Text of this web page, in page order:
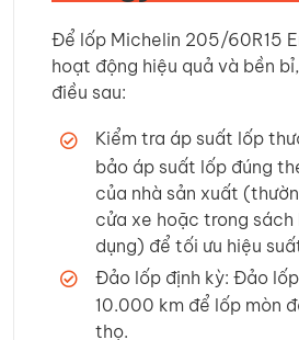
Để lốp Michelin 205/60R15
hoạt động hiệu quả và bền
điều sau:
Kiểm tra áp suất lốp
bảo áp suất lốp đúng
của nhà sản xuất
cửa xe hoặc trong sách
dụng) để tối ưu hiệu
Đảo lốp định kỳ: Đảo
10.000 km để lốp mòn
thọ.